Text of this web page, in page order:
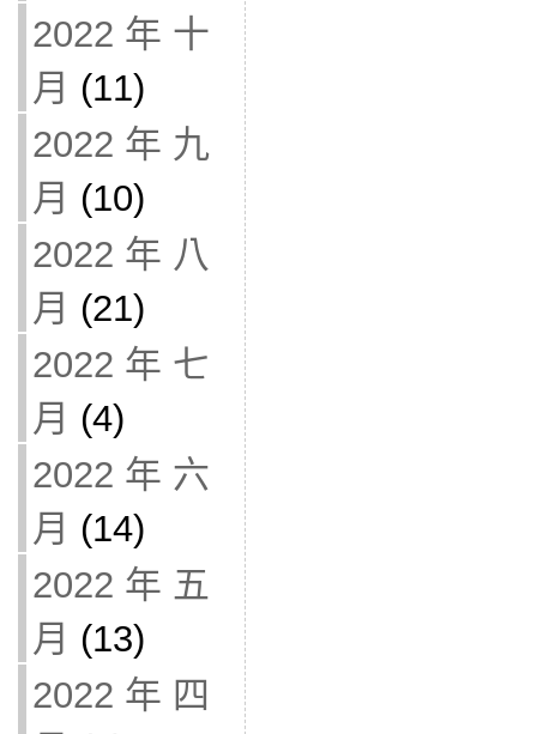
2022 年 十
月 (11)
2022 年 九
月 (10)
2022 年 八
月 (21)
2022 年 七
月 (4)
2022 年 六
月 (14)
2022 年 五
月 (13)
2022 年 四